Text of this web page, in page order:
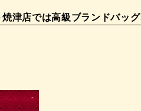
津店では高級ブランドバッ